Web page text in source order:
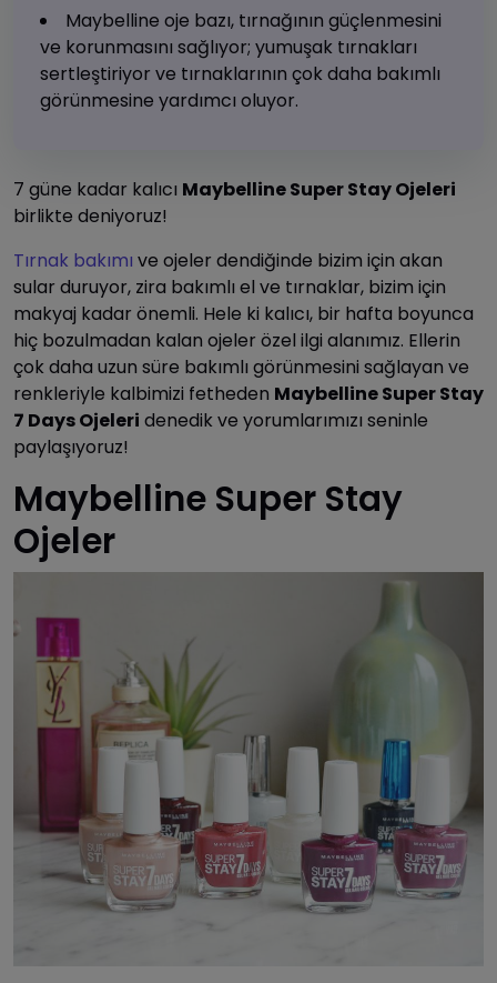
Maybelline oje bazı, tırnağının güçlenmesini
ve korunmasını sağlıyor; yumuşak tırnakları
sertleştiriyor ve tırnaklarının çok daha bakımlı
görünmesine yardımcı oluyor.
7 güne kadar kalıcı Maybelline Super Stay Ojeleri
birlikte deniyoruz!
Tırnak bakımı ve ojeler dendiğinde bizim için akan
sular duruyor, zira bakımlı el ve tırnaklar, bizim için
makyaj kadar önemli. Hele ki kalıcı, bir hafta boyunca
hiç bozulmadan kalan ojeler özel ilgi alanımız. Ellerin
çok daha uzun süre bakımlı görünmesini sağlayan ve
renkleriyle kalbimizi fetheden Maybelline Super Stay
7 Days Ojeleri denedik ve yorumlarımızı seninle
paylaşıyoruz!
Maybelline Super Stay
Ojeler